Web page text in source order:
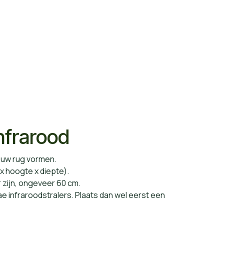
rug vormen.
hoogte x diepte).
ongeveer 60 cm.
infraroodstralers. Plaats dan wel eerst een